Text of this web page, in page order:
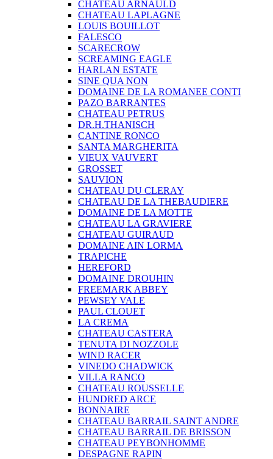
CHATEAU ARNAULD
CHATEAU LAPLAGNE
LOUIS BOUILLOT
FALESCO
SCARECROW
SCREAMING EAGLE
HARLAN ESTATE
SINE QUA NON
DOMAINE DE LA ROMANEE CONTI
PAZO BARRANTES
CHATEAU PETRUS
DR.H.THANISCH
CANTINE RONCO
SANTA MARGHERITA
VIEUX VAUVERT
GROSSET
SAUVION
CHATEAU DU CLERAY
CHATEAU DE LA THEBAUDIERE
DOMAINE DE LA MOTTE
CHATEAU LA GRAVIERE
CHATEAU GUIRAUD
DOMAINE AIN LORMA
TRAPICHE
HEREFORD
DOMAINE DROUHIN
FREEMARK ABBEY
PEWSEY VALE
PAUL CLOUET
LA CREMA
CHATEAU CASTERA
TENUTA DI NOZZOLE
WIND RACER
VINEDO CHADWICK
VILLA RANCO
CHATEAU ROUSSELLE
HUNDRED ARCE
BONNAIRE
CHATEAU BARRAIL SAINT ANDRE
CHATEAU BARRAIL DE BRISSON
CHATEAU PEYBONHOMME
DESPAGNE RAPIN